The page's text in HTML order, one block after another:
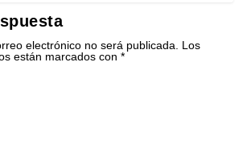
electrónico no será publicada.
Los
están marcados con*